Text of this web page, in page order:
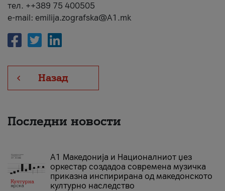
тел. ++389 75 400505
e-mail: emilija.zografska@A1.mk
Назад
Последни новости
А1 Македонија и Националниот џез
оркестар создадоа современа музичка
приказна инспирирана од македонското
културно наследство